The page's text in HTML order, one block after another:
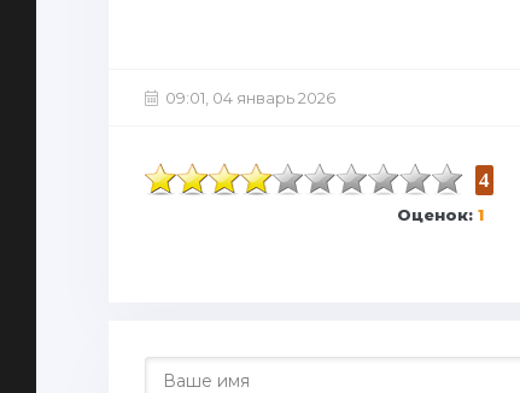
09:01, 04 январь 2026
4
Оценок: 1